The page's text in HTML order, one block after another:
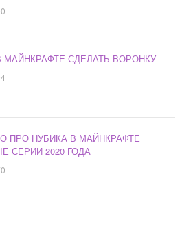
МАЙНКРАФТЕ СДЕЛАТЬ ВОРОНКУ
ПРО НУБИКА В МАЙНКРАФТЕ
СЕРИИ 2020 ГОДА